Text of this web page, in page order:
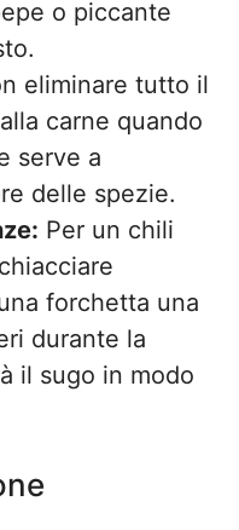
o piccante
eliminare tutto il
carne quando
serve a
delle spezie.
Per un chili
forchetta una
durante la
il sugo in modo